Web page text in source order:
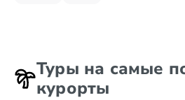
Туры на самые
курорты